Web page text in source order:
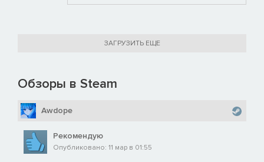
ЗАГРУЗИТЬ ЕЩЕ
Обзоры в Steam
Awdope
Рекомендую
Опубликовано: 11 мар в 01:55